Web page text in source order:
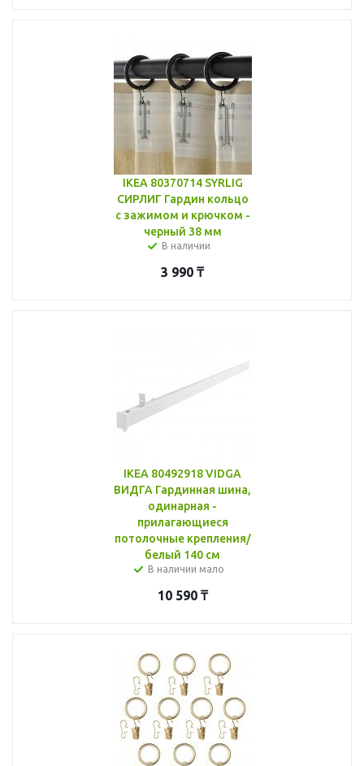
IKEA 80370714 SYRLIG
СИРЛИГ Гардин кольцо
с зажимом и крючком -
черный 38 мм
В наличии
3 990 ₸
IKEA 80492918 VIDGA
ВИДГА Гардинная шина,
одинарная -
прилагающиеся
потолочные крепления/
белый 140 см
В наличии мало
10 590₸